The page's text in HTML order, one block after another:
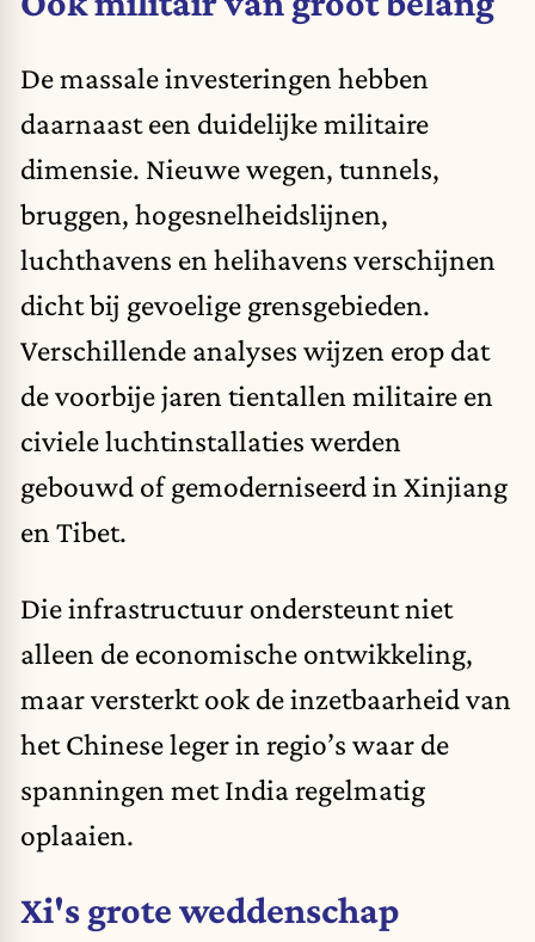
De massale investeringen hebben
daarnaast een duidelijke militaire
dimensie. Nieuwe wegen, tunnels,
bruggen, hogesnelheidslijnen,
luchthavens en helihavens verschijnen
dicht bij gevoelige grensgebieden.
Verschillende analyses wijzen erop dat
de voorbije jaren tientallen militaire en
civiele luchtinstallaties werden
gebouwd of gemoderniseerd in Xinjiang
en Tibet.
Die infrastructuur ondersteunt niet
alleen de economische ontwikkeling,
maar versterkt ook de inzetbaarheid van
het Chinese leger in regio’s waar de
spanningen met India regelmatig
oplaaien.
Xi's grote weddenschap